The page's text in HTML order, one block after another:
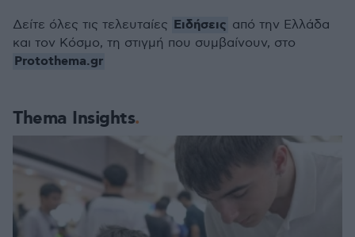
Thema Insights
Δείτε όλες τις τελευταίες Ειδήσεις από την Ελλάδα
και τον Κόσμο, τη στιγμή που συμβαίνουν, στο
Protothema.gr